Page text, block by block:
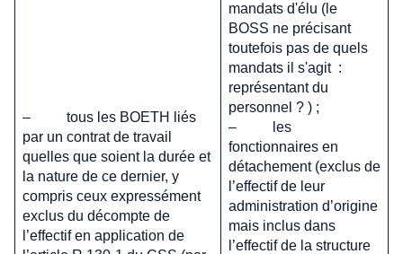
– tous les BOETH liés
par un contrat de travail
quelles que soient la durée et
la nature de ce dernier, y
compris ceux expressément
exclus du décompte de
l’effectif en application de
mandats d'élu (le
BOSS ne précisant
toutefois pas de quels
mandats il s'agit :
représentant du
personnel ? ) ;
– les
fonctionnaires en
détachement (exclus de
l’effectif de leur
administration d’origine
mais inclus dans
l’effectif de la structure